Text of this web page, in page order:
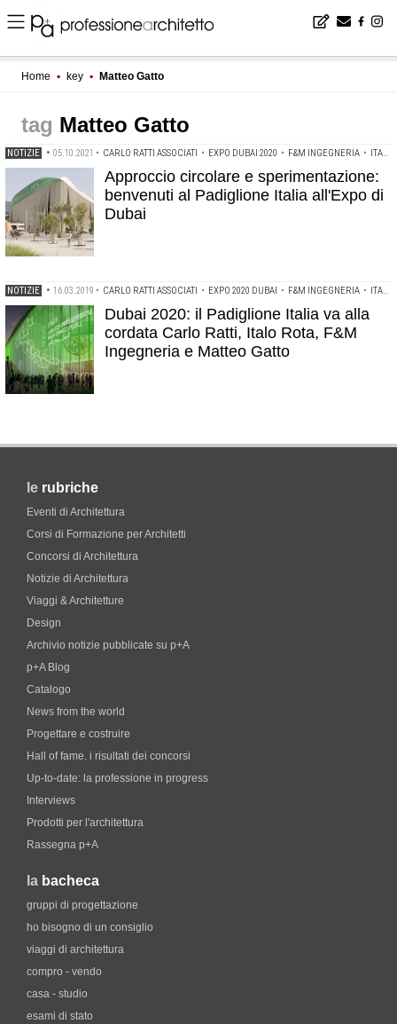
Home ▪ key ▪ Matteo Gatto
Matteo Gatto
NOTIZIE • 05.10.2021 • CARLO RATTI ASSOCIATI • EXPO DUBAI 2020 • F&M INGEGNERIA • ITALO ROTA
Approccio circolare e sperimentazione:
benvenuti al Padiglione Italia all'Expo di
Dubai
NOTIZIE • 16.03.2019 • CARLO RATTI ASSOCIATI • EXPO 2020 DUBAI • F&M INGEGNERIA • ITALO ROTA
Dubai 2020: il Padiglione Italia va alla
cordata Carlo Ratti, Italo Rota, F&M
Ingegneria e Matteo Gatto
le rubriche
Eventi di Architettura
Corsi di Formazione per Architetti
Concorsi di Architettura
Notizie di Architettura
Viaggi & Architetture
Design
Archivio notizie pubblicate su p+A
p+A Blog
Catalogo
News from the world
Progettare e costruire
Hall of fame. i risultati dei concorsi
Up-to-date: la professione in progress
Interviews
Prodotti per l'architettura
Rassegna p+A
la bacheca
gruppi di progettazione
ho bisogno di un consiglio
viaggi di architettura
compro - vendo
casa - studio
esami di stato